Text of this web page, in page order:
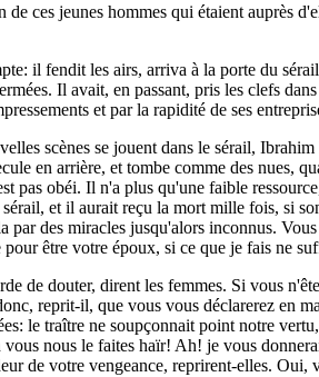
de ces jeunes hommes qui étaient auprès
il fendit les airs, arriva à la porte du
Il avait, en passant, pris les clefs
et par la rapidité de ses
scènes se jouent dans le sérail,
en arrière, et tombe comme des nues,
pas obéi. Il n'a plus qu'une faible
et il aurait reçu la mort mille fois, si
par des miracles jusqu'alors inconnus.
être votre époux, si ce que je fais ne
de douter, dirent les femmes. Si vous
reprit-il, que vous vous déclarerez en
le traître ne soupçonnait point notre
nous le faites haïr! Ah! je vous
de votre vengeance, reprirent-elles.